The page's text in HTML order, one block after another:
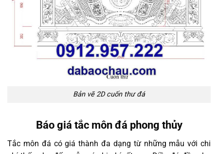
Bản vẽ 2D cuốn thư đá
Báo giá tắc môn đá phong thủy
Tắc môn đá có giá thành đa dạng từ những mẫu với chi